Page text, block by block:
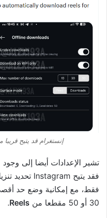
إنستغرام قد يتيح
تشير الإعدادات أيضا إلى
فقد يتيح Instagram
30 أو 50 مقطعا من
Reels
.